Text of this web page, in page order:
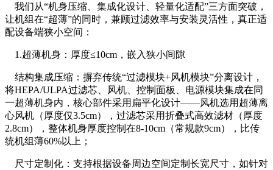
我们从“机身压缩、集成化设计、轻量化适配”三方面突破，
让机组在“超薄”的同时，兼顾过滤效率与安装灵活性，真正适
配设备端狭小空间：
1.超薄机身：厚度≤10cm，嵌入狭小间隙
结构集成压缩：摒弃传统“过滤模块+风机模块”分离设计，
将HEPA/ULPA过滤芯、风机、控制面板、电源模块集成在同
一超薄机身内，核心部件采用扁平化设计——风机选用超薄离
心风机（厚度仅3.5cm），过滤芯采用折叠式高效滤材（厚度
2.8cm），整体机身厚度控制在8-10cm（常规款9cm），比传
统机组薄60%以上；
尺寸定制化：支持根据设备周边空间定制长宽尺寸，如针对